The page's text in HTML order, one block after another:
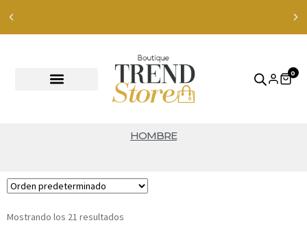
ver productos
0
HOMBRE
Mostrando los 21 resultados